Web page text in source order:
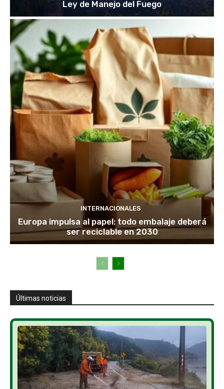
Ley de Manejo del Fuego
INTERNACIONALES
Europa impulsa al papel: todo embalaje deberá
ser reciclable en 2030
Últimas noticias